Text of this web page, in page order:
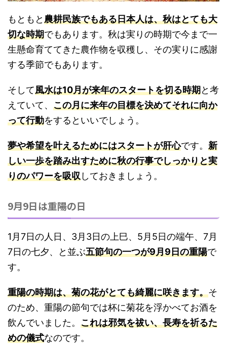
もともと農耕民族でもある日本人は、秋はとても大
切な時期でもあります。秋は実りの時期で今まで一
生懸命育ててきた農作物を収穫し、その実りに感謝
する季節でもあります。
そして風水は10月が来年のスタートを切る時期と考
えていて、 この月に来年の目標を決めてそれに向か
って行動をするといいでしょう。
夢や希望を叶えるためにはスタートが肝心です。 新
しい一歩を踏み出すために秋の行事でしっかりと実
りのパワーを吸収しておきましょう。
9月9日は重陽の日
1月7日の人日、3月3日の上巳、5月5日の端午、7月
7日の七夕、と並ぶ五節句の一つが9月9日の重陽で
す。
重陽の時期は、菊の花がとても綺麗に咲きます。そ
のため、重陽の節句では杯に菊花を浮かべてお酒を
飲んでいました。 これは邪気を祓い、長寿を祈るた
めの儀式なのです。